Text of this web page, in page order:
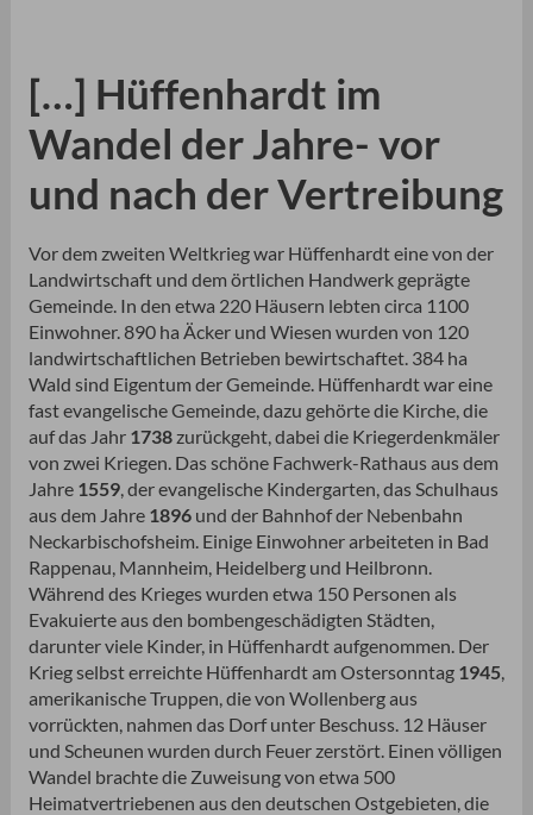
[…] Hüffenhardt im
Wandel der Jahre- vor
und nach der Vertreibung
Vor dem zweiten Weltkrieg war Hüffenhardt eine von der
Landwirtschaft und dem örtlichen Handwerk geprägte
Gemeinde. In den etwa 220 Häusern lebten circa 1100
Einwohner. 890 ha Äcker und Wiesen wurden von 120
landwirtschaftlichen Betrieben bewirtschaftet. 384 ha
Wald sind Eigentum der Gemeinde. Hüffenhardt war eine
fast evangelische Gemeinde, dazu gehörte die Kirche, die
auf das Jahr 1738zurückgeht, dabei die Kriegerdenkmäler
von zwei Kriegen. Das schöne Fachwerk-Rathaus aus dem
Jahre 1559, der evangelische Kindergarten, das Schulhaus
aus dem Jahre 1896 und der Bahnhof der Nebenbahn
Neckarbischofsheim. Einige Einwohner arbeiteten in Bad
Rappenau, Mannheim, Heidelberg und Heilbronn.
Während des Krieges wurden etwa 150 Personen als
Evakuierte aus den bombengeschädigten Städten,
darunter viele Kinder, in Hüffenhardt aufgenommen. Der
Krieg selbst erreichte Hüffenhardt am Ostersonntag 1945,
amerikanische Truppen, die von Wollenberg aus
vorrückten, nahmen das Dorf unter Beschuss. 12 Häuser
und Scheunen wurden durch Feuer zerstört. Einen völligen
Wandel brachte die Zuweisung von etwa 500
Heimatvertriebenen aus den deutschen Ostgebieten, die